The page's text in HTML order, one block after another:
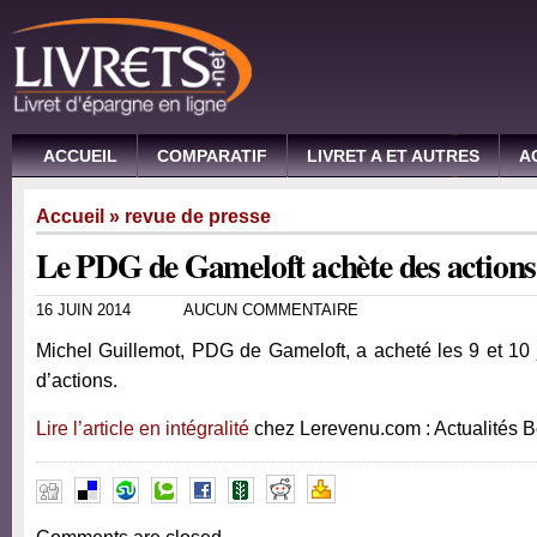
ACCUEIL COMPARATIF LIVRET A ET AUTRES
Accueil » revue de presse
Le PDG de Gameloft achète des actions
16 JUIN 2014 AUCUN COMMENTAIRE
Michel Guillemot, PDG de Gameloft, a acheté les 9 et
d’actions.
Lire l’article en intégralité chez Lerevenu.com : Actualités